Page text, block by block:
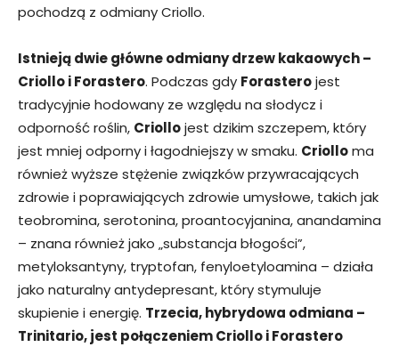
pochodzą z odmiany Criollo.
Istnieją dwie główne odmiany drzew kakaowych –
Criollo i Forastero. Podczas gdy Forasterojest
tradycyjnie hodowany ze względu na słodycz i
odporność roślin, Criollojest dzikim szczepem, który
jest mniej odporny i łagodniejszy w smaku. Criolloma
również wyższe stężenie związków przywracających
zdrowie i poprawiających zdrowie umysłowe, takich jak
teobromina, serotonina, proantocyjanina, anandamina
– znana również jako „substancja błogości”,
metyloksantyny, tryptofan, fenyloetyloamina – działa
jako naturalny antydepresant, który stymuluje
skupienie i energię. Trzecia, hybrydowa odmiana –
Trinitario, jest połączeniem Criollo i Forastero